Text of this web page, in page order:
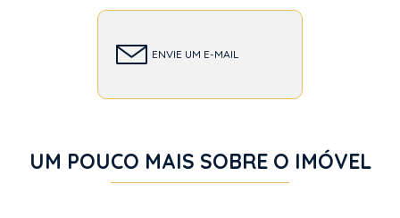
ENVIE UM E-MAIL
UM POUCO MAIS SOBRE O IMÓVEL